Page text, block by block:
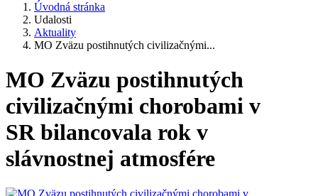
Úvodná stránka
Udalosti
Aktuality
MO Zväzu postihnutých civilizačnými...
MO Zväzu postihnutých
civilizačnými chorobami v
SR bilancovala rok v
slávnostnej atmosfére